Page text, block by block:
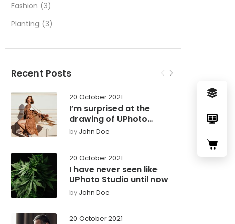
Fashion (3)
Planting (3)
Recent Posts
20 October 2021
I’m surprised at the
drawing of UPhoto
Studio
byJohn Doe
20 October 2021
I have never seen like
UPhoto Studio until now
byJohn Doe
20 October 2021